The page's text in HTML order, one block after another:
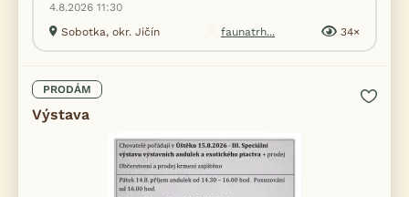
4.8.2026 11:30
Sobotka, okr. Jičín
faunatrh... 34×
PRODÁM
Výstava